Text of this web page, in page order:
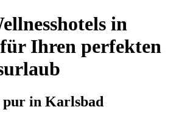
in
Ihren perfekten
pur in Karlsbad